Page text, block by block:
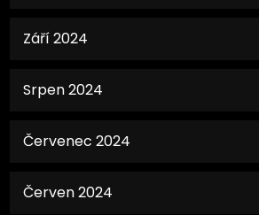
Září 2024
Srpen 2024
Červenec 2024
Červen 2024